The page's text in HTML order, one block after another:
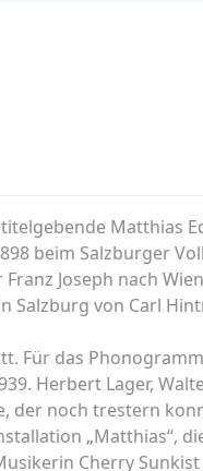
Matthias
beim Salzburger
Joseph nach Wien
Salzburg von Carl
Für das
Herbert Lager,
der noch trestern
„Matthias“,
Cherry